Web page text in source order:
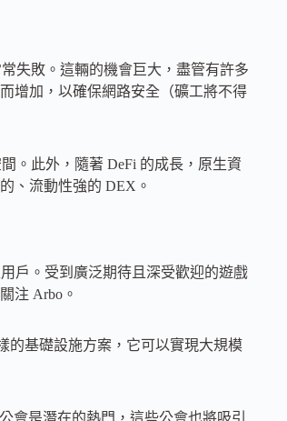
失敗。這輛的機會巨大，盡管有許多
增加，以確保網路安全（礦工將不得
。此外，隨著 DeFi 的成長，原生資
、流動性強的 DEX。
戶。受到廣泛期待且深受歡迎的遊戲
注 Arbo。
的基礎設施方案，它可以實現大規模
會是潛在的熱門，這些公會也將吸引